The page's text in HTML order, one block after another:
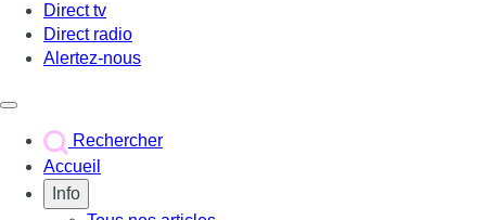
Direct tv
Direct radio
Alertez-nous
Rechercher
Accueil
Info